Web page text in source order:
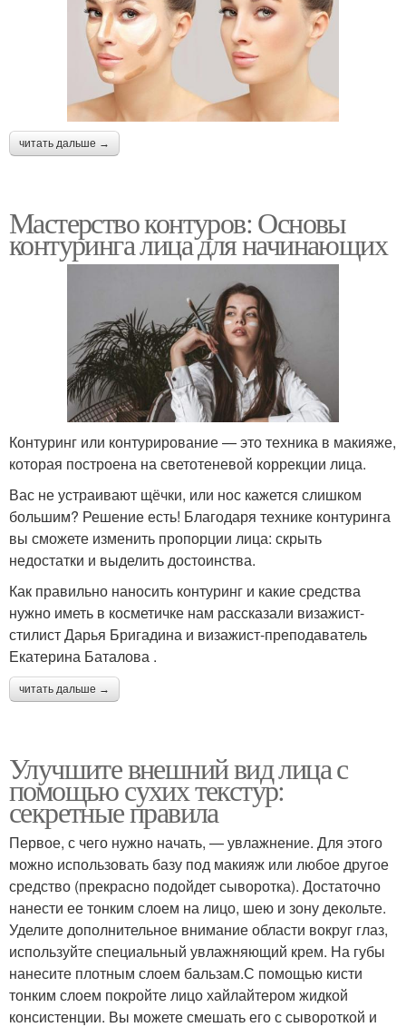
читать дальше →
Мастерство контуров: Основы
контуринга лица для начинающих
Контуринг или контурирование — это техника в макияже,
которая построена на светотеневой коррекции лица.
Вас не устраивают щёчки, или нос кажется слишком
большим? Решение есть! Благодаря технике контуринга
вы сможете изменить пропорции лица: скрыть
недостатки и выделить достоинства.
Как правильно наносить контуринг и какие средства
нужно иметь в косметичке нам рассказали визажист-
стилист Дарья Бригадина и визажист-преподаватель
Екатерина Баталова .
читать дальше →
Улучшите внешний вид лица с
помощью сухих текстур:
секретные правила
Первое, с чего нужно начать, — увлажнение. Для этого
можно использовать базу под макияж или любое другое
средство (прекрасно подойдет сыворотка). Достаточно
нанести ее тонким слоем на лицо, шею и зону декольте.
Уделите дополнительное внимание области вокруг глаз,
используйте специальный увлажняющий крем. На губы
нанесите плотным слоем бальзам.С помощью кисти
тонким слоем покройте лицо хайлайтером жидкой
консистенции. Вы можете смешать его с сывороткой и